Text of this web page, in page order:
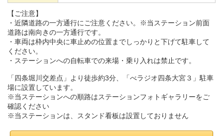
【ご注意】
・近隣道路の一方通行にご注意ください。※当ステーション前面
道路は南向きの一方通行です。
・車両は枠内中央に車止めの位置までしっかりと下げて駐車して
ください。
・ステーションへの自転車での来場・乗り入れは禁止です。
「四条堀川交差点」より徒歩約3分、「べラジオ四条大宮３」駐車
場に設置しています。
※当ステーションへの順路はステーションフォトギャラリーをご
確認ください
※当ステーションは、スタンド看板は設置しておりません